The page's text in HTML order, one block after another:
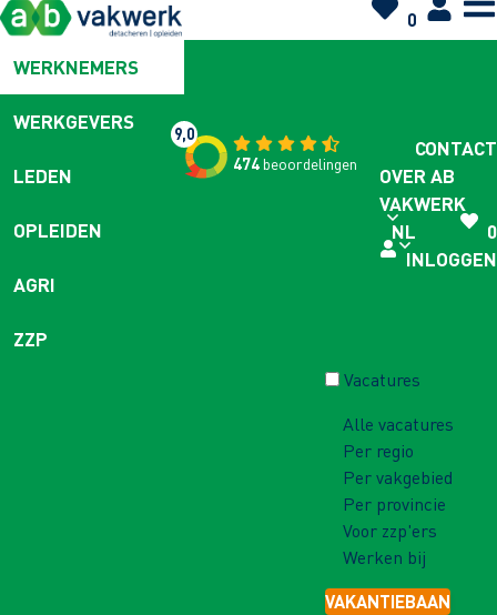
0
WERKNEMERS
WERKGEVERS
LEDEN
OPLEIDEN
AGRI
ZZP
9,0
474beoordelingen
CONTACT
OVER AB
VAKWERK
NL
0
INLOGGEN
Vacatures
Alle vacatures
Per regio
Per vakgebied
Per provincie
Voor zzp'ers
Werken bij
VAKANTIEBAAN